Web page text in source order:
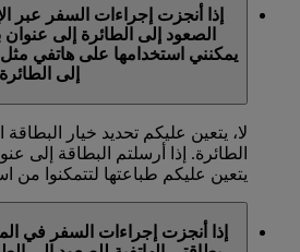
إذا أنجزت إجراءات السفر عبر
الصعود إلى الطائرة إلى
يمكنني استخدامها على هاتفي مثل
إلى
لا، يتعين عليكم تحديد خيار البطاقة
الطائرة. إذا أرسلتم البطاقة إلى
يتعين عليكم طباعتها لتتمكنوا من
إذا أنجزت إجراءات السفر في